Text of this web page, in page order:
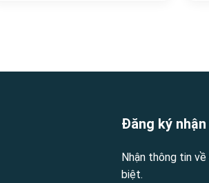
Đăng ký
Nhận thông tin
biệt.